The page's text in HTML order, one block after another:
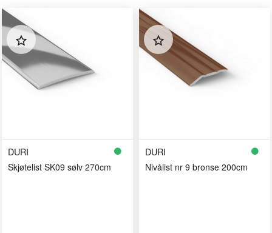
DURI
Skjøtelist SK09 sølv 270cm
DURI
Nivålist nr 9 bronse 200cm